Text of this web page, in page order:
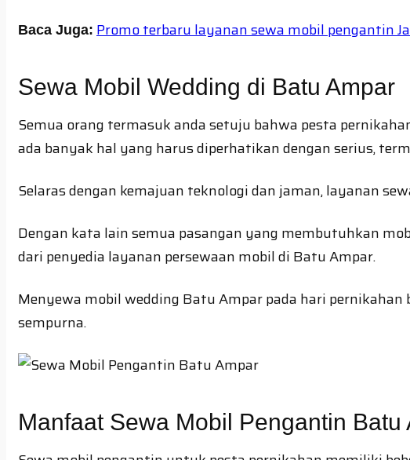
Baca Juga: Promo terbaru layanan sewa mobil pengantin
Sewa Mobil Wedding di Batu Ampar
Semua orang termasuk anda setuju bahwa pesta
ada banyak hal yang harus diperhatikan dengan serius,
Selaras dengan kemajuan teknologi dan jaman, layanan
Dengan kata lain semua pasangan yang membutuhkan
dari penyedia layanan persewaan mobil di Batu Ampar.
Menyewa mobil wedding Batu Ampar pada hari
sempurna.
Manfaat Sewa Mobil Pengantin Batu